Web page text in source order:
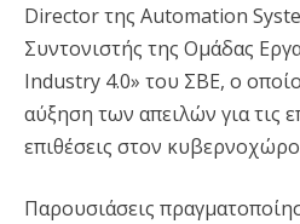
Director της Automation
Συντονιστής της Ομάδας
Industry 4.0» του ΣΒΕ, ο
αύξηση των απειλών για τις
επιθέσεις στον
Παρουσιάσεις